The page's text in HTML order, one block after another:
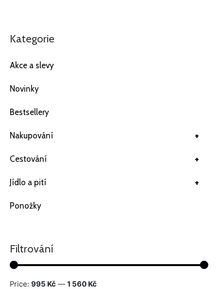
Kategorie
Akce a slevy
Novinky
Bestsellery
+
Nakupování
+
Cestování
+
Jídlo a pití
Ponožky
Filtrování
Price: 995 Kč — 1 560 Kč